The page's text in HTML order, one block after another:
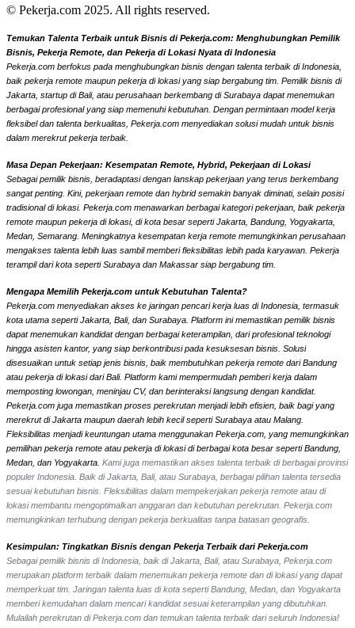
© Pekerja.com 2025. All rights reserved.
Temukan Talenta Terbaik untuk Bisnis di Pekerja.com: Menghubungkan Pemilik
Bisnis, Pekerja Remote, dan Pekerja di Lokasi Nyata di Indonesia
Pekerja.com berfokus pada menghubungkan bisnis dengan talenta terbaik di Indonesia,
baik pekerja remote maupun pekerja di lokasi yang siap bergabung tim. Pemilik bisnis di
Jakarta, startup di Bali, atau perusahaan berkembang di Surabaya dapat menemukan
berbagai profesional yang siap memenuhi kebutuhan. Dengan permintaan model kerja
fleksibel dan talenta berkualitas, Pekerja.com menyediakan solusi mudah untuk bisnis
dalam merekrut pekerja terbaik.
Masa Depan Pekerjaan: Kesempatan Remote, Hybrid, Pekerjaan di Lokasi
Sebagai pemilik bisnis, beradaptasi dengan lanskap pekerjaan yang terus berkembang
sangat penting. Kini, pekerjaan remote dan hybrid semakin banyak diminati, selain posisi
tradisional di lokasi. Pekerja.com menawarkan berbagai kategori pekerjaan, baik pekerja
remote maupun pekerja di lokasi, di kota besar seperti Jakarta, Bandung, Yogyakarta,
Medan, Semarang. Meningkatnya kesempatan kerja remote memungkinkan perusahaan
mengakses talenta lebih luas sambil memberi fleksibilitas lebih pada karyawan. Pekerja
terampil dari kota seperti Surabaya dan Makassar siap bergabung tim.
Mengapa Memilih Pekerja.com untuk Kebutuhan Talenta?
Pekerja.com menyediakan akses ke jaringan pencari kerja luas di Indonesia, termasuk
kota utama seperti Jakarta, Bali, dan Surabaya. Platform ini memastikan pemilik bisnis
dapat menemukan kandidat dengan berbagai keterampilan, dari profesional teknologi
hingga asisten kantor, yang siap berkontribusi pada kesuksesan bisnis. Solusi
disesuaikan untuk setiap jenis bisnis, baik membutuhkan pekerja remote dari Bandung
atau pekerja di lokasi dari Bali. Platform kami mempermudah pemberi kerja dalam
memposting lowongan, meninjau CV, dan berinteraksi langsung dengan kandidat.
Pekerja.com juga memastikan proses perekrutan menjadi lebih efisien, baik bagi yang
merekrut di Jakarta maupun daerah lebih kecil seperti Surabaya atau Malang.
Fleksibilitas menjadi keuntungan utama menggunakan Pekerja.com, yang memungkinkan
pemilihan pekerja remote atau pekerja di lokasi di berbagai kota besar seperti Bandung,
Medan, dan Yogyakarta. Kami juga memastikan akses talenta terbaik di berbagai provinsi
populer Indonesia. Baik di Jakarta, Bali, atau Surabaya, berbagai pilihan talenta tersedia
sesuai kebutuhan bisnis. Fleksibilitas dalam mempekerjakan pekerja remote atau di
lokasi membantu mengoptimalkan anggaran dan kebutuhan perekrutan. Pekerja.com
memungkinkan terhubung dengan pekerja berkualitas tanpa batasan geografis.
Kesimpulan: Tingkatkan Bisnis dengan Pekerja Terbaik dari Pekerja.com
Sebagai pemilik bisnis di Indonesia, baik di Jakarta, Bali, atau Surabaya, Pekerja.com
merupakan platform terbaik dalam menemukan pekerja remote dan di lokasi yang dapat
memperkuat tim. Jaringan talenta luas di kota seperti Bandung, Medan, dan Yogyakarta
memberi kemudahan dalam mencari kandidat sesuai keterampilan yang dibutuhkan.
Mulailah perekrutan di Pekerja.com dan temukan talenta terbaik dari seluruh Indonesia!